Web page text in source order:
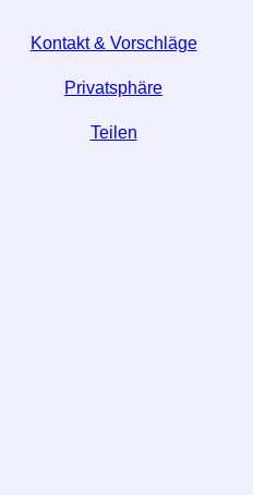
Kontakt & Vorschläge
Privatsphäre
Teilen